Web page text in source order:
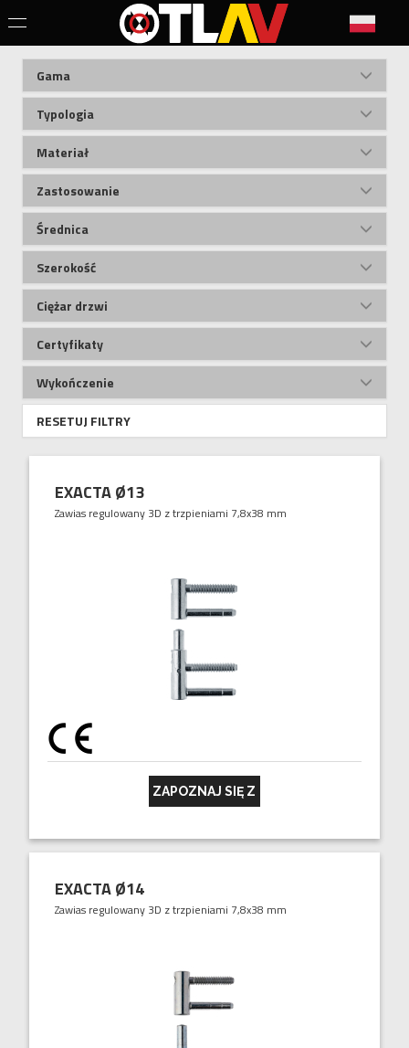
Gama
Typologia
Materiał
Zastosowanie
Średnica
Szerokość
Ciężar drzwi
Certyfikaty
Wykończenie
RESETUJ FILTRY
EXACTA Ø13
Zawias regulowany 3D z trzpieniami 7,8x38 mm
ZAPOZNAJ SIĘ Z
EXACTA Ø14
Zawias regulowany 3D z trzpieniami 7,8x38 mm